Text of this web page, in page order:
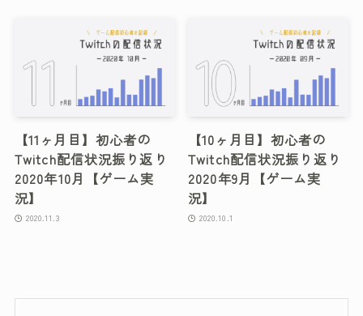
【11ヶ月目】初心者の
Twitch配信状況振り返り
2020年10月【ゲーム実
況】
2020.11.3
【10ヶ月目】初心者の
Twitch配信状況振り返り
2020年9月【ゲーム実
況】
2020.10.1